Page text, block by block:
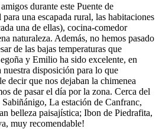
durante este Puente de
una escapada rural, las habitaciones
una de ellas), cocina-comedor
naturaleza. Además, no hemos pasado
de las bajas temperaturas que
y Emilio ha sido excelente, en
disposición para lo que
decir que nos dejaban la chimenea
de pasar el día por la zona. Cerca del
La estación de Canfranc,
belleza paisajística; Ibon de Piedrafita,
muy recomendable!